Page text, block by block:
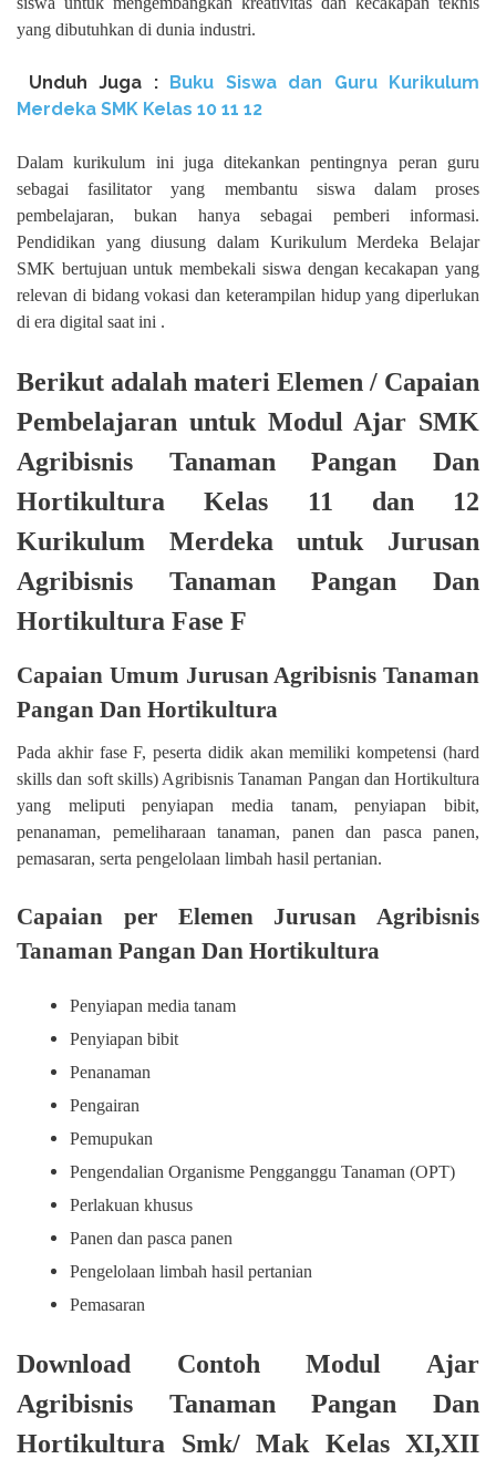
yang dibutuhkan di dunia industri.
Unduh Juga : Buku Siswa dan Guru Kurikulum
Merdeka SMK Kelas 10 11 12
Dalam kurikulum ini juga ditekankan pentingnya peran guru
sebagai fasilitator yang membantu siswa dalam proses
pembelajaran, bukan hanya sebagai pemberi informasi.
Pendidikan yang diusung dalam Kurikulum Merdeka Belajar
SMK bertujuan untuk membekali siswa dengan kecakapan yang
relevan di bidang vokasi dan keterampilan hidup yang diperlukan
di era digital saat ini .
Berikut adalah materi Elemen / Capaian
Pembelajaran untuk Modul Ajar SMK
Agribisnis Tanaman Pangan Dan
Hortikultura Kelas 11 dan 12
Kurikulum Merdeka untuk Jurusan
Agribisnis Tanaman Pangan Dan
Hortikultura Fase F
Capaian Umum Jurusan Agribisnis Tanaman
Pangan Dan Hortikultura
Pada akhir fase F, peserta didik akan memiliki kompetensi (hard
skills dan soft skills) Agribisnis Tanaman Pangan dan Hortikultura
yang meliputi penyiapan media tanam, penyiapan bibit,
penanaman, pemeliharaan tanaman, panen dan pasca panen,
pemasaran, serta pengelolaan limbah hasil pertanian.
Capaian per Elemen Jurusan Agribisnis
Tanaman Pangan Dan Hortikultura
Penyiapan media tanam
Penyiapan bibit
Penanaman
Pengairan
Pemupukan
Pengendalian Organisme Pengganggu Tanaman (OPT)
Perlakuan khusus
Panen dan pasca panen
Pengelolaan limbah hasil pertanian
Pemasaran
Download Contoh Modul Ajar
Agribisnis Tanaman Pangan Dan
Hortikultura Smk/ Mak Kelas XI,XII